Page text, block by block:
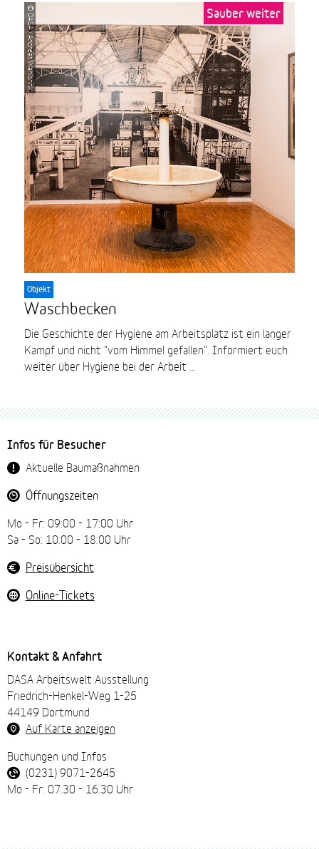
© DASA / Andreas Wahlbrink Sauber weiter
Objekt
Waschbecken
Die Geschichte der Hygiene am Arbeitsplatz ist ein langer
Kampf und nicht "vom Himmel gefallen". Informiert euch
weiter über Hygiene bei der Arbeit ...
Fussbereich-
Navigation
Infos für Besucher
Aktuelle Baumaßnahmen
Öffnungszeiten
Mo - Fr: 09:00 - 17:00 Uhr
Sa - So: 10:00 - 18:00 Uhr
Preisübersicht
Online-Tickets
Kontakt & Anfahrt
DASA Arbeitswelt Ausstellung
Friedrich-Henkel-Weg 1-25
44149 Dortmund
Auf Karte anzeigen
Buchungen und Infos
(0231) 9071-2645
Mo - Fr: 07.30 - 16.30 Uhr